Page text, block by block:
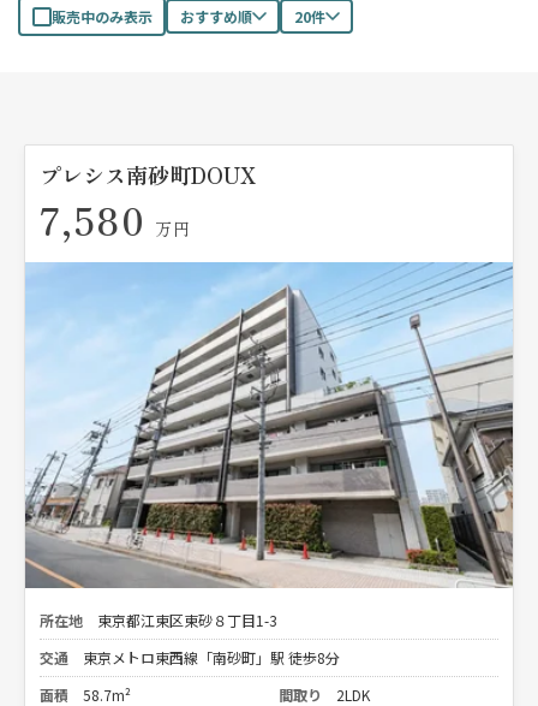
販売中のみ表示 おすすめ順 20件
プレシス南砂町DOUX
7,580 万円
所在地
東京都江東区東砂８丁目1-3
交通
東京メトロ東西線「南砂町」駅 徒歩8分
面積
58.7m² 間取り
2LDK